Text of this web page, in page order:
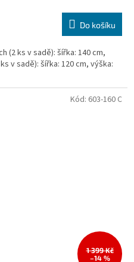
Do košíku
(2 ks v sadě): šířka: 140 cm,
v sadě): šířka: 120 cm, výška:
1 399 Kč
–14 %
Kód: 603-160 C